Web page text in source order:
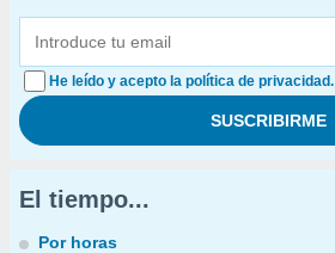
He leído y acepto la política de privacidad.
El tiempo...
Por horas